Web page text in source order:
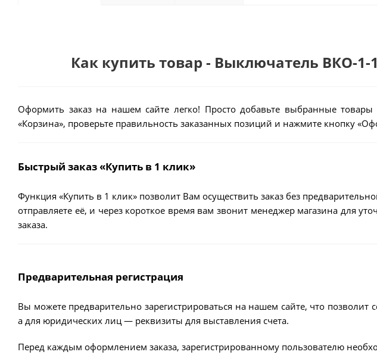
Как купить товар - Выключатель ВКО-1-
Оформить заказ на нашем сайте легко! Просто добавьте выбранные
«Корзина», проверьте правильность заказанных позиций и нажмите кнопку
Быстрый заказ «Купить в 1 клик»
Функция «Купить в 1 клик» позволит Вам осуществить заказ без
отправляете её, и через короткое время вам звонит менеджер магазина для
заказа.
Предварительная регистрация
Вы можете предварительно зарегистрироваться на нашем сайте, что
а для юридических лиц — реквизиты для выставления счета.
Перед каждым оформлением заказа, зарегистрированному пользователю